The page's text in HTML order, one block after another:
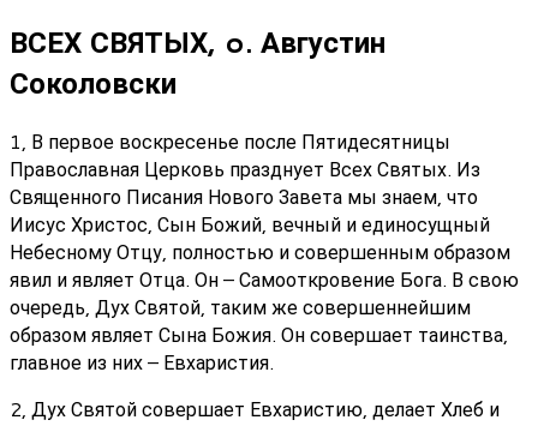
ВСЕХ СВЯТЫХ, o. Августин
Соколовски
1, В первое воскресенье после Пятидесятницы
Православная Церковь празднует Всех Святых. Из
Священного Писания Нового Завета мы знаем, что
Иисус Христос, Сын Божий, вечный и единосущный
Небесному Отцу, полностью и совершенным образом
явил и являет Отца. Он – Самооткровение Бога. В свою
очередь, Дух Святой, таким же совершеннейшим
образом являет Сына Божия. Он совершает таинства,
главное из них – Евхаристия.
2, Дух Святой совершает Евхаристию, делает Хлеб и